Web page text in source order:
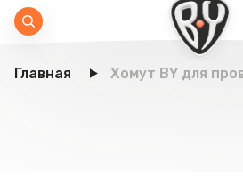
Главная Хомут BY для